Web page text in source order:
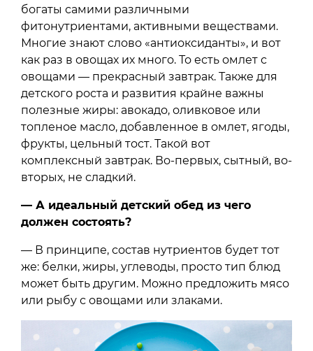
богаты самими различными
фитонутриентами, активными веществами.
Многие знают слово «антиоксиданты», и вот
как раз в овощах их много. То есть омлет с
овощами — прекрасный завтрак. Также для
детского роста и развития крайне важны
полезные жиры: авокадо, оливковое или
топленое масло, добавленное в омлет, ягоды,
фрукты, цельный тост. Такой вот
комплексный завтрак. Во-первых, сытный, во-
вторых, не сладкий.
— А идеальный детский обед из чего
должен состоять?
— В принципе, состав нутриентов будет тот
же: белки, жиры, углеводы, просто тип блюд
может быть другим. Можно предложить мясо
или рыбу с овощами или злаками.